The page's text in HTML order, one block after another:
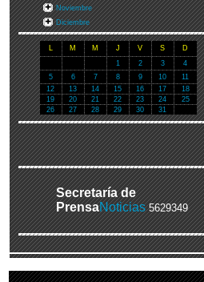
Noviembre
Diciembre
L M M J V S
D
1
2 3
4
5
6 7 8 9 10
11
12
13 14 15 16 17
18
19
20 21 22 23 24
25
26
27 28 29 30 31
Secretaría de
PrensaNoticias 5629349